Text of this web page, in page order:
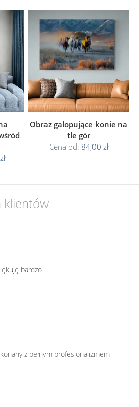
Obraz galopujące konie na
tle gór
Cena od: 84,00 zł
klientów
bardzo
z pełnym profesjonalizmem